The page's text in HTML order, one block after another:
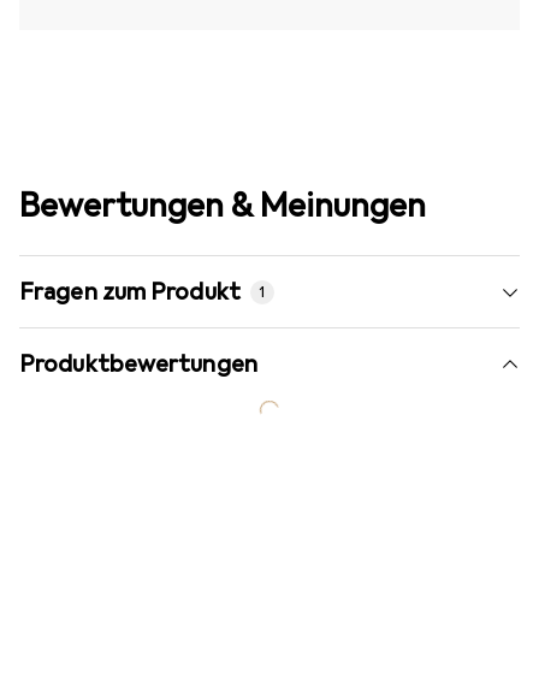
Bewertungen & Meinungen
Fragen zum Produkt 1
Produktbewertungen